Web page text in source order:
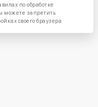
по обработке
можете запретить
своего браузера